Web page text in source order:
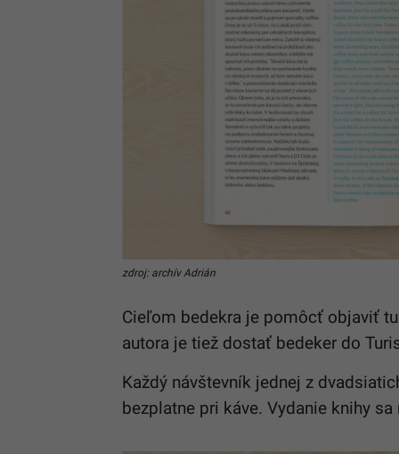
zdroj: archív Adrián
Cieľom bedekra je pomôcť objaviť
autora je tiež dostať bedeker do
Každý návštevník jednej z
bezplatne pri káve. Vydanie knihy